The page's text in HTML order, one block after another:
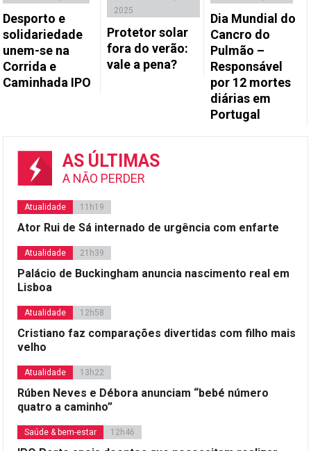
Desporto e
solidariedade
unem-se na
Corrida e
Caminhada IPO
2025
Protetor solar
fora do verão:
vale a pena?
Dia Mundial do
Cancro do
Pulmão –
Responsável
por 12 mortes
diárias em
Portugal
AS ÚLTIMAS
A NÃO PERDER
Atualidade 11h19
Ator Rui de Sá internado de urgência com enfarte
Atualidade 21h39
Palácio de Buckingham anuncia nascimento real em
Lisboa
Atualidade 12h58
Cristiano faz comparações divertidas com filho mais
velho
Atualidade 13h22
Rúben Neves e Débora anunciam “bebé número
quatro a caminho”
Saúde & bem-estar 12h46